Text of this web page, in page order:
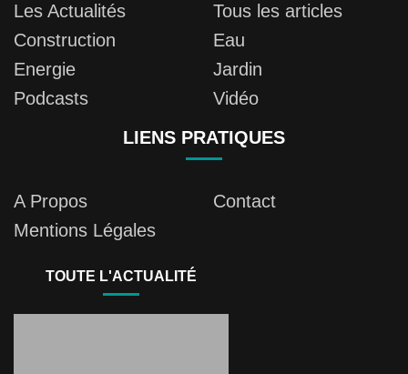
Les Actualités
Tous les articles
Construction
Eau
Energie
Jardin
Podcasts
Vidéo
LIENS PRATIQUES
A Propos
Contact
Mentions Légales
TOUTE L'ACTUALITÉ